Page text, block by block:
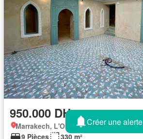
950.000 DH
Marrakech, L'Oriental
9 Pièces
330 m²
Créer une alerte